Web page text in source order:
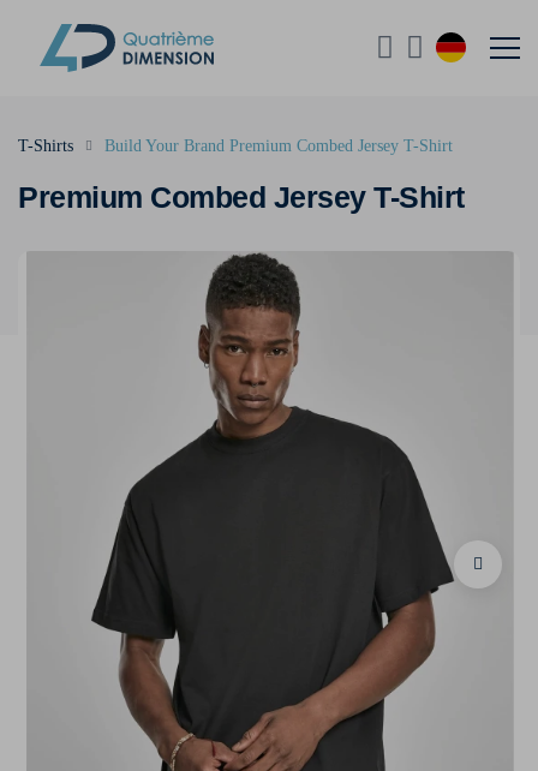
Premium Combed Jersey T-Shirt
T-Shirts Build Your Brand Premium Combed Jersey T-Shirt